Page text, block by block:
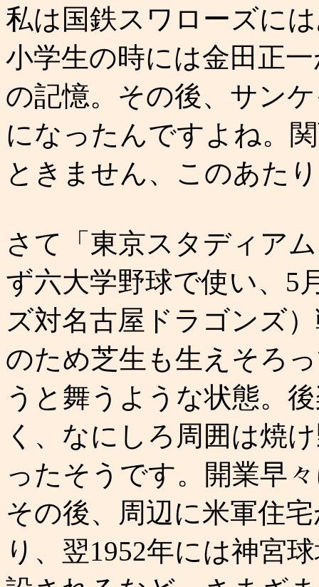
私は国鉄スワローズに
小学生の時には金田正
の記憶。その後、サン
になったんですよね。
ときません、このあた
さて「東京スタディア
ず六大学野球で使い、5
ズ対名古屋ドラゴンズ
のため芝生も生えそろ
うと舞うような状態。
く、なにしろ周囲は焼
ったそうです。開業早
その後、周辺に米軍住
り、翌1952年には神宮